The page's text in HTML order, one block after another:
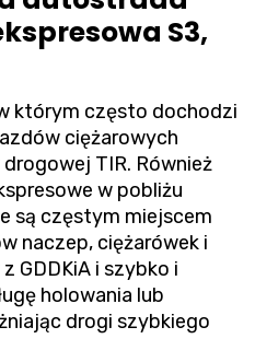
S3,
którym często dochodzi
ciężarowych
TIR. Również
w pobliżu
są częstym miejscem
naczep, ciężarówek i
GDDKiA i szybko i
holowania lub
drogi szybkiego